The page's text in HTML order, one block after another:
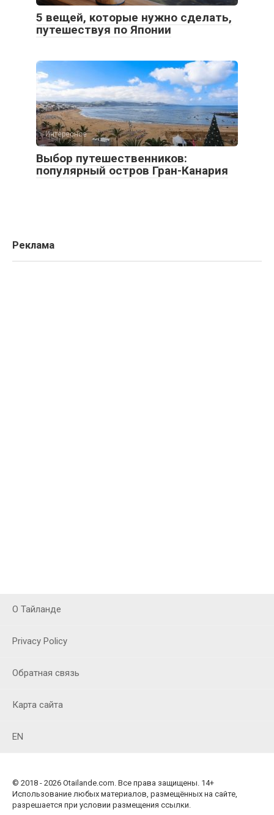
5 вещей, которые нужно сделать,
путешествуя по Японии
Интересное
Выбор путешественников:
популярный остров Гран-Канария
Реклама
О Тайланде
Privacy Policy
Обратная связь
Карта сайта
EN
© 2018 - 2026 Otailande.com. Все права защищены. 14+
Использование любых материалов, размещённых на сайте,
разрешается при условии размещения ссылки.